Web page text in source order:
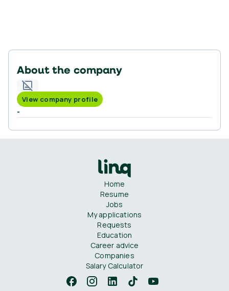
About the company
View company profile
-
Home
Resume
Jobs
My applications
Requests
Education
Career advice
Companies
Salary Calculator